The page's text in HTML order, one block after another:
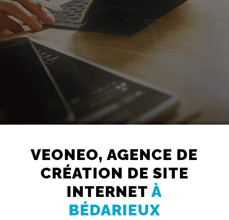
Création
Web
Referencement
Réseaux
sociaux
VEONEO, AGENCE DE
CRÉATION DE SITE
INTERNETÀ
BÉDARIEUX